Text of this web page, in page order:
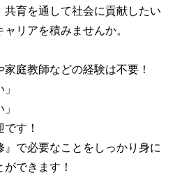
育を通して社会に貢献したい
リアを積みませんか。
庭教師などの経験は不要！
す！
で必要なことをしっかり身に
できます！